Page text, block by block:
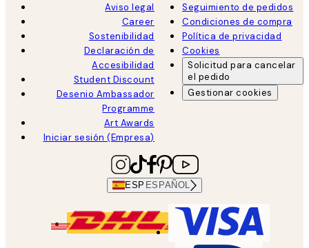
Aviso legal
Career
Sostenibilidad
Declaración de
Accesibilidad
Student Discount
Desenio Ambassador
Programme
Art Awards
Iniciar sesión (Empresa)
Seguimiento de pedidos
Condiciones de compra
Política de privacidad
Cookies
Solicitud para cancelar
el pedido
Gestionar cookies
ESP ESPAÑOL